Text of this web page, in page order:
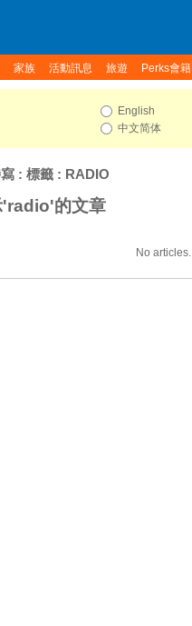
家族 活動訊息 旅遊 Perks會籍
English
中文简体
: 標籤 : RADIO
'radio'的文章
No articles.